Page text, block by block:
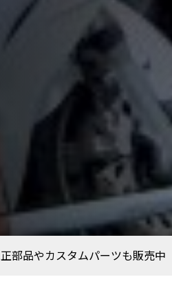
部品やカスタムパーツも販売中